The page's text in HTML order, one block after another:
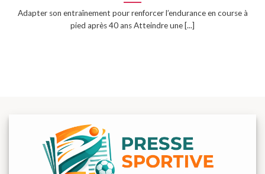
Adapter son entraînement pour renforcer l’endurance en course à
pied après 40 ans Atteindre une [...]